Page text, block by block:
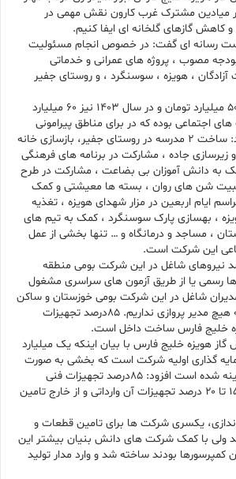
میادین مشترک غرب کارون نقش مهمی در
گازهای گلخانه ای ایفا کنیم.
رسانه ای گفت: در خصوص انجام مسئولیت
مصوب ، پروژه های عمرانی و خدماتی
، هویزه ، سوسنگرد ، و روستای جفیر
وی گفت: سال گذشته ۵۰ میلیارد تومان و در سال ۱۴۰۳ نیز ۶۰ میلیارد
اجتماعی بوده که در برای مناطق پیرامونی
تعریف شده است افزود: ساخت ۲ مدرسه در روستای جفیر، بازسازی خانه
جاده ، مشارکت در برنامه های فرهنگی
به دانش آموزان بی بضاعت ، مشارکت در طرح
شن های روان ، بسته ها معیشتی و کمک
ایام اربعین در مزار شهدای هویزه ، تغذیه
، بهسازی پارک سوسنگرد ، کمک به تیم های
، مساجد و درمانگاه و … تنها بخشی از عمل
این شرکت است.
بیان اینکه ۹۰درصد نیروهای شاغل در این شرکت بومی منطقه
نیروها رسمی یا از طریق آزمون های سراسری مشغول
شاغل در این شرکت بومی خوزستان و ساکن
اهواز بوده و خوشبختانه هیچ مدیر پروازی نداریم. ۸۵درصد تجهیزات
خلیج فارس ساخت داخل است.
هویزه خلیج فارس با بیان اینکه یک میلیارد
سرمایه گذاری اولیه شرکت است که بخشی به صورت
ریالی در داخل کشور هزینه شده است افزود: ۸۵درصد تجهیزات فنی
شرکت ساخت داخل و ۱۵ تا ۲۰ درصد تجهیزات آن وارداتی و از خارج تامین
یکسری شرکت ها برای تامین قطعات و
ولی با کمک شرکت های دانش بنیان بیشتر این
بودند ساخته شد و وارد مدار تولید